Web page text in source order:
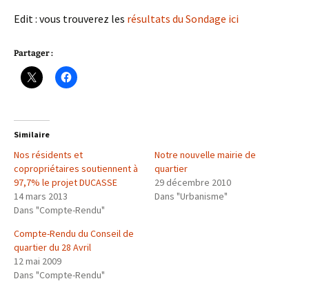
Edit : vous trouverez les résultats du Sondage ici
Partager :
Similaire
Nos résidents et
copropriétaires soutiennent à
97,7% le projet DUCASSE
14 mars 2013
Dans "Compte-Rendu"
Notre nouvelle mairie de
quartier
29 décembre 2010
Dans "Urbanisme"
Compte-Rendu du Conseil de
quartier du 28 Avril
12 mai 2009
Dans "Compte-Rendu"